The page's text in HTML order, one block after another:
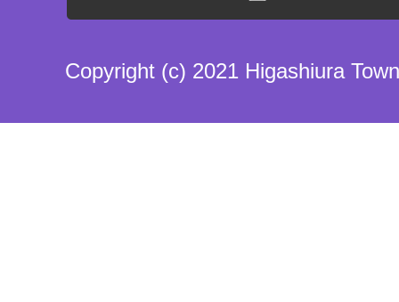
Copyright (c) 2021 Higashiura